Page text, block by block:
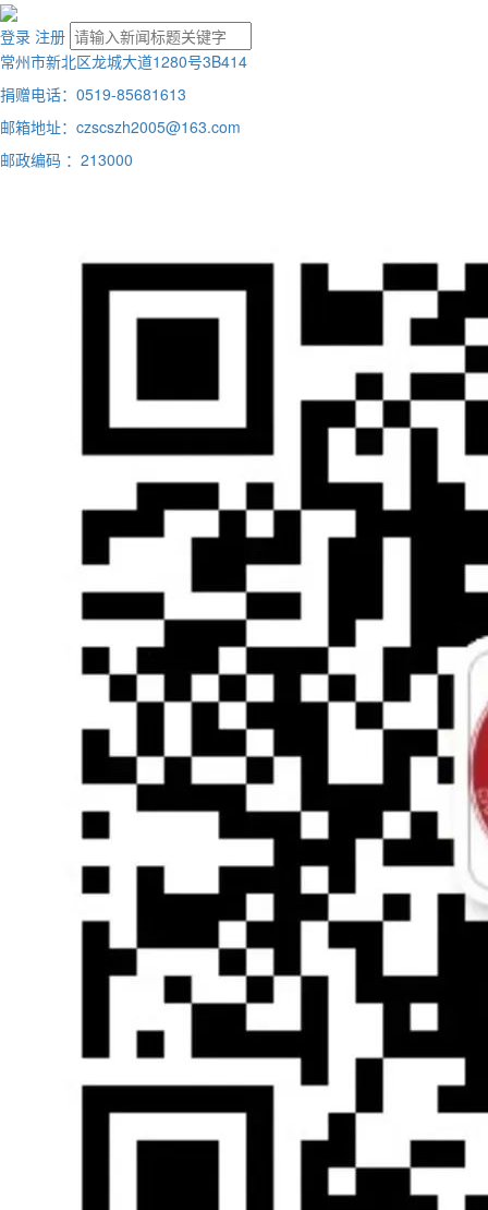
登录 注册
常州市新北区龙城大道1280号3B414
捐赠电话：0519-85681613
邮箱地址：czscszh2005@163.com
邮政编码 ：213000